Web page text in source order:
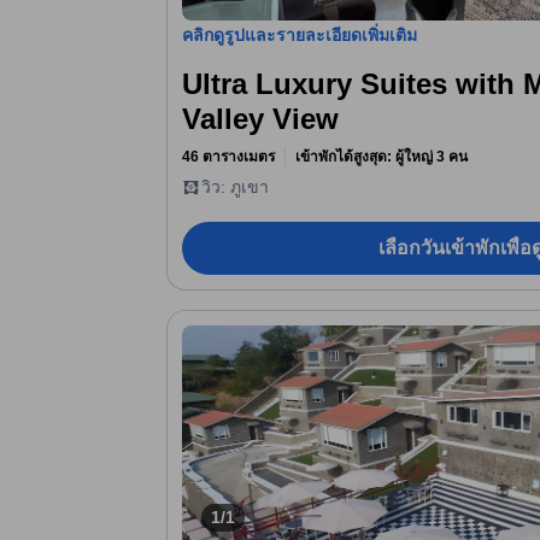
คลิกดูรูปและรายละเอียดเพิ่มเติม
Ultra Luxury Suites with
Valley View
46 ตารางเมตร เข้าพักได้สูงสุด: ผู้ใหญ่ 3 คน
วิว: ภูเขา
เลือกวันเข้าพักเพื่อ
1/1